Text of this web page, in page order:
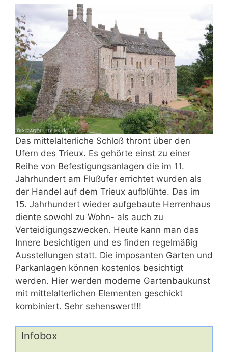
Das mittelalterliche Schloß thront über den
Ufern des Trieux. Es gehörte einst zu einer
Reihe von Befestigungsanlagen die im 11.
Jahrhundert am Flußufer errichtet wurden als
der Handel auf dem Trieux aufblühte. Das im
15. Jahrhundert wieder aufgebaute Herrenhaus
diente sowohl zu Wohn- als auch zu
Verteidigungszwecken. Heute kann man das
Innere besichtigen und es finden regelmäßig
Ausstellungen statt. Die imposanten Garten und
Parkanlagen können kostenlos besichtigt
werden. Hier werden moderne Gartenbaukunst
mit mittelalterlichen Elementen geschickt
kombiniert. Sehr sehenswert!!!
Infobox